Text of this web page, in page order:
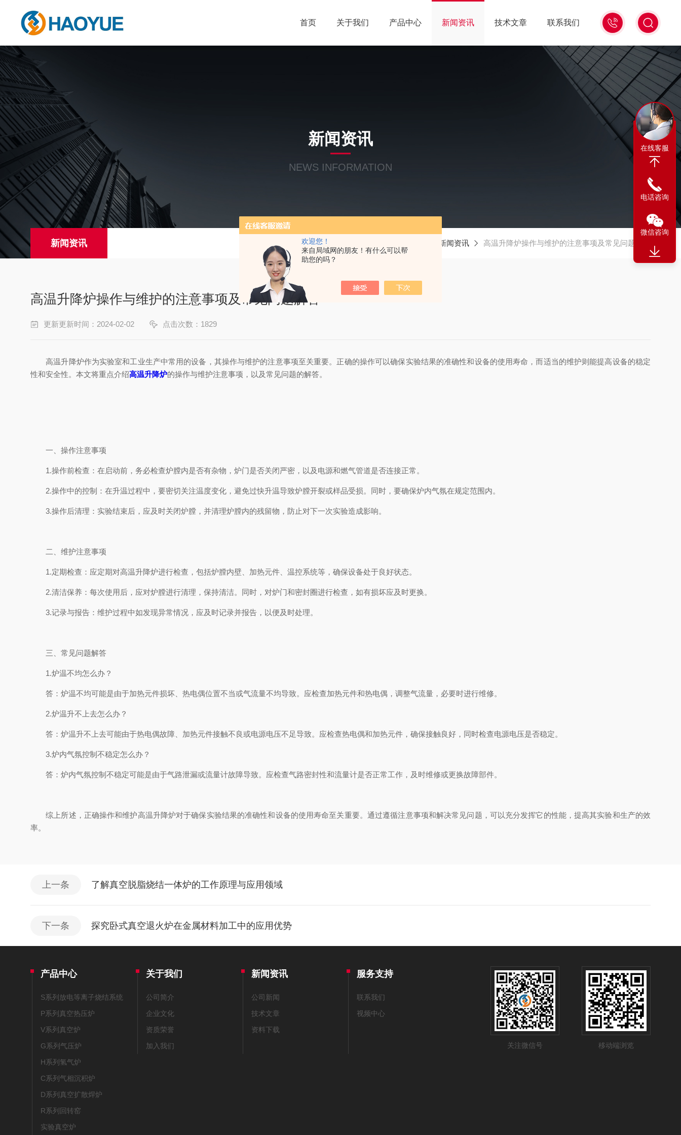
欢迎您！
来自局域网的朋友！有什么可以帮
助您的吗？
13311665350
首页 关于我们 产品中心 新闻资讯 技术文章 联系我们
新闻资讯
NEWS INFORMATION
新闻资讯 新闻资讯 高温升降炉操作与维护的注意事项及常见问题解答
高温升降炉操作与维护的注意事项及常见问题解答
更新更新时间：2024-02-02 点击次数：1829
高温升降炉作为实验室和工业生产中常用的设备，其操作与维护的注意事项至关重要。正确的操作可以确保实验结果的准确性和设备的使用寿命，而适当的维护则能提高设备的稳定
性和安全性。本文将重点介绍高温升降炉的操作与维护注意事项，以及常见问题的解答。
一、操作注意事项
1.操作前检查：在启动前，务必检查炉膛内是否有杂物，炉门是否关闭严密，以及电源和燃气管道是否连接正常。
2.操作中的控制：在升温过程中，要密切关注温度变化，避免过快升温导致炉膛开裂或样品受损。同时，要确保炉内气氛在规定范围内。
3.操作后清理：实验结束后，应及时关闭炉膛，并清理炉膛内的残留物，防止对下一次实验造成影响。
二、维护注意事项
1.定期检查：应定期对高温升降炉进行检查，包括炉膛内壁、加热元件、温控系统等，确保设备处于良好状态。
2.清洁保养：每次使用后，应对炉膛进行清理，保持清洁。同时，对炉门和密封圈进行检查，如有损坏应及时更换。
3.记录与报告：维护过程中如发现异常情况，应及时记录并报告，以便及时处理。
三、常见问题解答
1.炉温不均怎么办？
答：炉温不均可能是由于加热元件损坏、热电偶位置不当或气流量不均导致。应检查加热元件和热电偶，调整气流量，必要时进行维修。
2.炉温升不上去怎么办？
答：炉温升不上去可能由于热电偶故障、加热元件接触不良或电源电压不足导致。应检查热电偶和加热元件，确保接触良好，同时检查电源电压是否稳定。
3.炉内气氛控制不稳定怎么办？
答：炉内气氛控制不稳定可能是由于气路泄漏或流量计故障导致。应检查气路密封性和流量计是否正常工作，及时维修或更换故障部件。
综上所述，正确操作和维护高温升降炉对于确保实验结果的准确性和设备的使用寿命至关重要。通过遵循注意事项和解决常见问题，可以充分发挥它的性能，提高其实验和生产的效
率。
上一条 了解真空脱脂烧结一体炉的工作原理与应用领域
下一条 探究卧式真空退火炉在金属材料加工中的应用优势
产品中心
S系列放电等离子烧结系统
P系列真空热压炉
V系列真空炉
G系列气压炉
H系列氢气炉
C系列气相沉积炉
D系列真空扩散焊炉
R系列回转窑
实验真空炉
关于我们
公司简介
企业文化
资质荣誉
加入我们
新闻资讯
公司新闻
技术文章
资料下载
服务支持
联系我们
视频中心
关注微信号 移动端浏览
在线客服
电话咨询
微信咨询